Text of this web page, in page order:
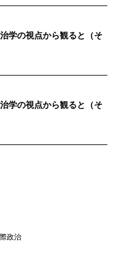
学の視点から観ると（そ
学の視点から観ると（そ
ック・ループ」の必要性
政治